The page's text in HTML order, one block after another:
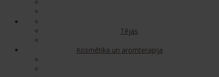
Tējas
Kosmētika un aromterapija